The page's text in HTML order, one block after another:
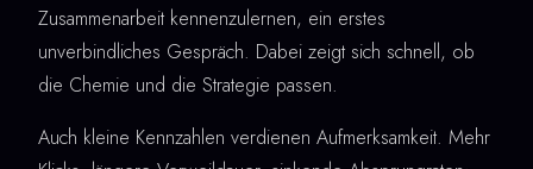
Zusammenarbeit kennenzulernen, ein erstes
unverbindliches Gespräch. Dabei zeigt sich schnell, ob
die Chemie und die Strategie passen.
Auch kleine Kennzahlen verdienen Aufmerksamkeit. Mehr